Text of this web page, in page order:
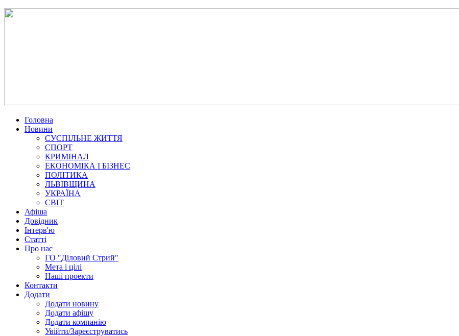
Головна
Новини
СУСПІЛЬНЕ ЖИТТЯ
СПОРТ
КРИМІНАЛ
ЕКОНОМІКА І БІЗНЕС
ПОЛІТИКА
ЛЬВІВЩИНА
УКРАЇНА
СВІТ
Афіша
Довідник
Інтерв'ю
Статті
Про нас
ГО "Діловий Стрий"
Мета і цілі
Наші проекти
Контакти
Додати
Додати новину
Додати афішу
Додати компанію
Увійти/Зареєструватись